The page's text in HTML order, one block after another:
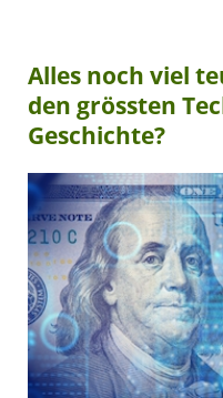
Alles noch viel
den grössten
Geschichte?